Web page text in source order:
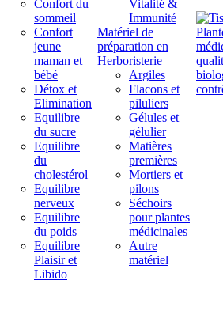
Confort du
sommeil
Confort
jeune
maman et
bébé
Détox et
Elimination
Equilibre
du sucre
Equilibre
du
cholestérol
Equilibre
nerveux
Equilibre
du poids
Equilibre
Plaisir et
Libido
Vitalité &
Immunité
Matériel de
préparation en
Herboristerie
Argiles
Flacons et
piluliers
Gélules et
gélulier
Matières
premières
Mortiers et
pilons
Séchoirs
pour plantes
médicinales
Autre
matériel